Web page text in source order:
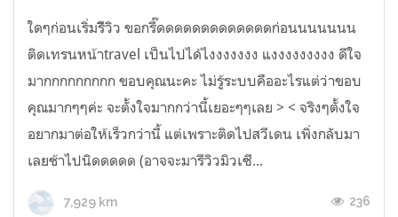
ใดๆก่อนเริ่มรีิวิว ขอกรี๊ดดดดดดดดดดดดดก่อนนนนนนน
ติดเทรนหน้าtravel เป็นไปได้ไงงงงงงง แงงงงงงงงง ดีใจ
มากกกกกกกกก ขอบคุณนะคะ ไม่รู้ระบบคืออะไรแต่ว่าขอบ
คุณมากๆๆค่ะ จะตั้งใจมากกว่านี้เยอะๆๆเลย > < จริงๆตั้งใจ
อยากมาต่อให้เร็วกว่านี้ แต่เพราะติดไปสวีเดน เพิ่งกลับมา
เลยช้าไปนิดดดดด (อาจจะมารีวิวมิวเซี...
7,929 km 236